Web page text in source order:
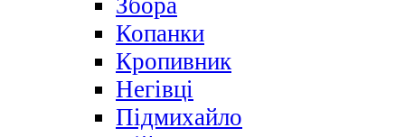
Збора
Копанки
Кропивник
Негівці
Підмихайло